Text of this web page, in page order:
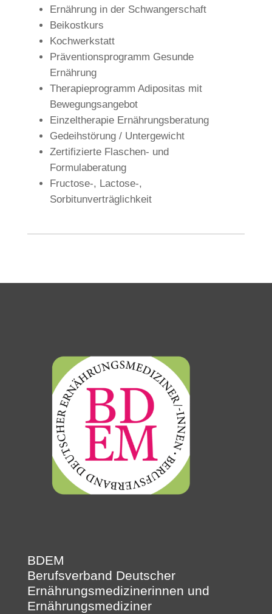
Ernährung in der Schwangerschaft
Beikostkurs
Kochwerkstatt
Präventionsprogramm Gesunde
Ernährung
Therapieprogramm Adipositas mit
Bewegungsangebot
Einzeltherapie Ernährungsberatung
Gedeihstörung / Untergewicht
Zertifizierte Flaschen- und
Formulaberatung
Fructose-, Lactose-,
Sorbitunverträglichkeit
BDEM
Berufsverband Deutscher
Ernährungsmedizinerinnen und
Ernährungsmediziner